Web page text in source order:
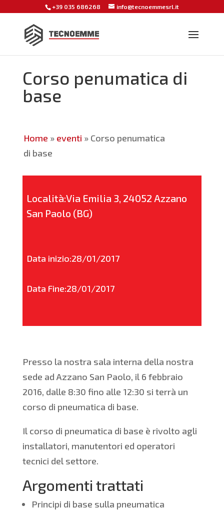
+39 035 686268 info@tecnoemmesrl.it
Corso penumatica di
base
Home » eventi » Corso penumatica
di base
Località:Via Emilia 3, 24052 Azzano
San Paolo (BG)
Data inizio:28/01/2017
Data Fine:28/01/2017
Presso la nostra sala interna della nostra
sede ad Azzano San Paolo, il 6 febbraio
2016, dalle 8:30 fino alle 12:30 si terrà un
corso di pneumatica di base.
Il corso di pneumatica di base è rivolto agli
installatori, manutentori ed operatori
tecnici del settore.
Argomenti trattati
Principi di base sulla pneumatica